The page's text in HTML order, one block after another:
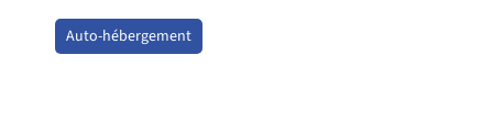
Auto-hébergement